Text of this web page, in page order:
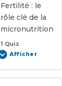
Fertilité : le
rôle clé de la
micronutrition
1 Quiz
Afficher
Fertilité
le
rôle